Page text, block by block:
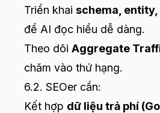
Triển khai schema,
để AI đọc hiểu dễ dàng.
Theo dõi Aggregate
chăm vào thứ hạng.
6.2. SEOer cần:
Kết hợp dữ liệu trả phí